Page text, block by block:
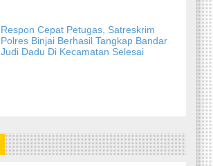
Respon Cepat Petugas, Satreskrim
Polres Binjai Berhasil Tangkap Bandar
Judi Dadu Di Kecamatan Selesai